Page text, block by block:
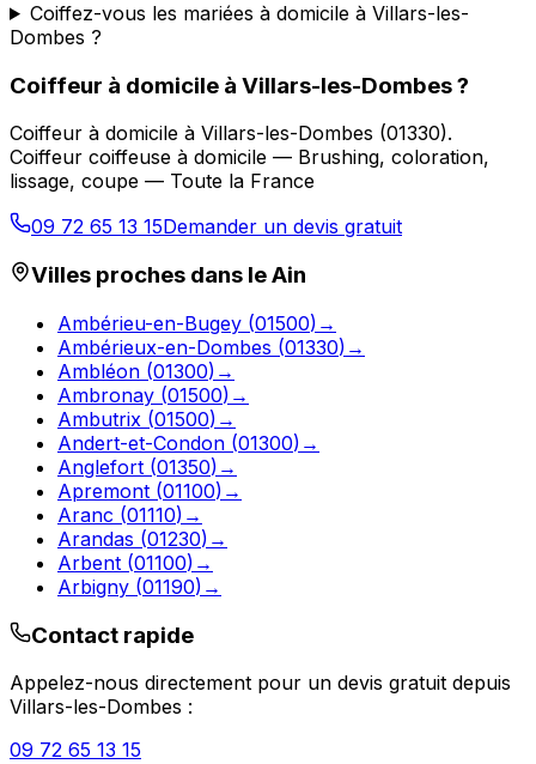
Coiffez-vous les mariées à domicile à Villars-les-
Dombes ?
Coiffeur à domicile à Villars-les-Dombes?
Coiffeur à domicile à Villars-les-Dombes (01330).
Coiffeur coiffeuse à domicile — Brushing, coloration,
lissage, coupe — Toute la France
09 72 65 13 15Demander un devis gratuit
Villes proches dans leAin
Ambérieu-en-Bugey (01500) →
Ambérieux-en-Dombes (01330) →
Ambléon (01300) →
Ambronay (01500) →
Ambutrix (01500) →
Andert-et-Condon (01300) →
Anglefort (01350) →
Apremont (01100) →
Aranc (01110) →
Arandas (01230) →
Arbent (01100) →
Arbigny (01190) →
Contact rapide
Appelez-nous directement pour un devis gratuit depuis
Villars-les-Dombes :
09 72 65 13 15